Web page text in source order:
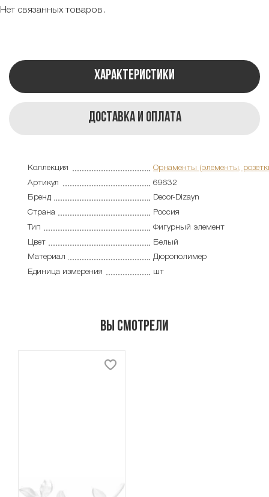
Нет связанных товаров.
Характеристики
Доставка и оплата
Коллекция
Орнаменты (элементы,
Артикул
69632
Бренд
Decor-Dizayn
Страна
Россия
Тип
Фигурный элемент
Цвет
Белый
Материал
Дюрополимер
Единица измерения
шт
Вы смотрели